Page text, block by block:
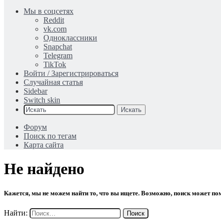
Мы в соцсетях
Reddit
vk.com
Одноклассники
Snapchat
Telegram
TikTok
Войти / Зарегистрироваться
Случайная статья
Sidebar
Switch skin
Искать
Форум
Поиск по тегам
Карта сайта
Не найдено
Кажется, мы не можем найти то, что вы ищете. Возможно, поиск может
Найти: